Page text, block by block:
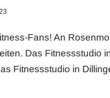
Fans! An
Das Fitnessstudio
Fitnessstudio in